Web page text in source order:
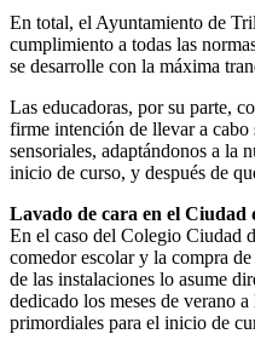
En total, el Ayuntamiento de
cumplimiento a todas las
se desarrolle con la máxima
Las educadoras, por su parte,
firme intención de llevar a cabo
sensoriales, adaptándonos a la
inicio de curso, y después de
Lavado de cara en el Ciudad
En el caso del Colegio Ciudad
comedor escolar y la compra
de las instalaciones lo asume
dedicado los meses de verano
primordiales para el inicio de